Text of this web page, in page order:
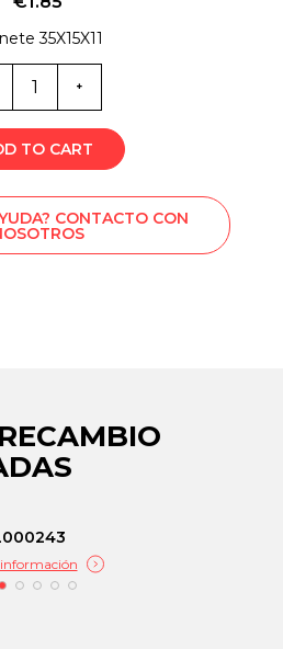
35X15X11
TO CART
CONTACTO CON
información